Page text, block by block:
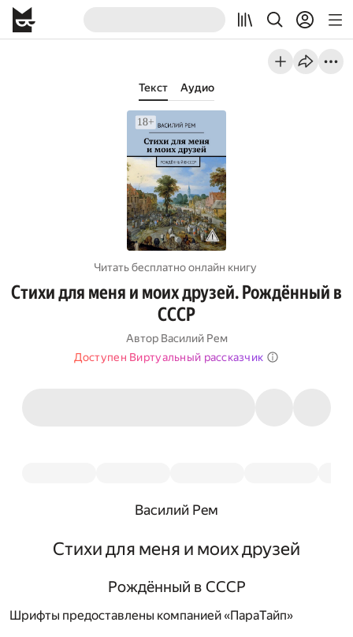
Текст Аудио
Читать бесплатно онлайн книгу
Стихи для меня и моих друзей. Рождённый в
СССР
Автор Василий Рем
Доступен Виртуальный рассказчик
Василий Рем
Стихи для меня и моих друзей
Рождённый в СССР
Шрифты предоставлены компанией «ПараТайп»